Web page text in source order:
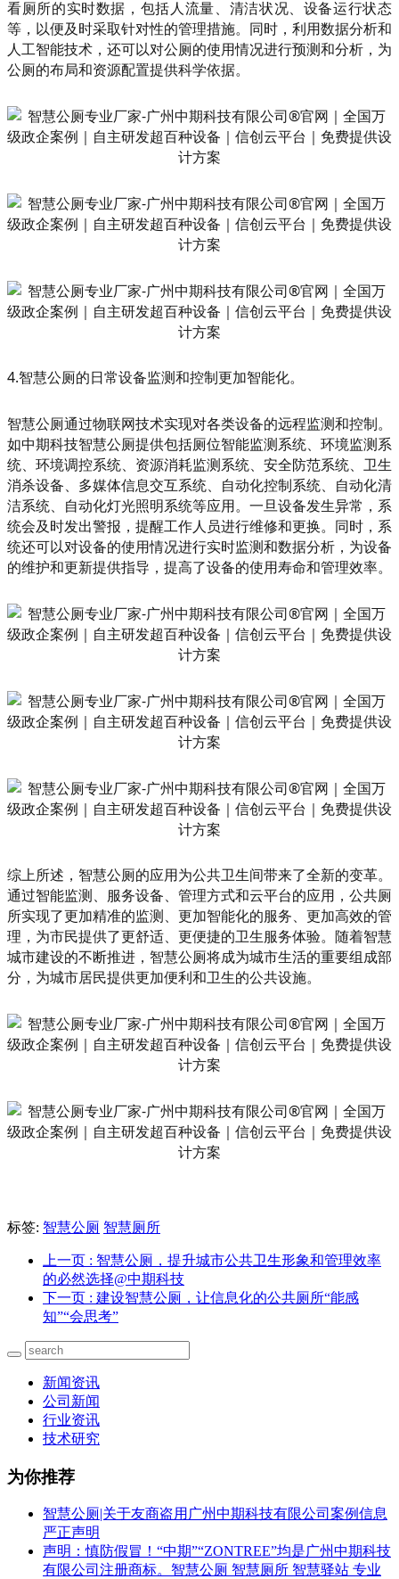
看厕所的实时数据，包括人流量、清洁状况、设备运行状态
等，以便及时采取针对性的管理措施。同时，利用数据分析和
人工智能技术，还可以对公厕的使用情况进行预测和分析，为
公厕的布局和资源配置提供科学依据。
4.智慧公厕的日常设备监测和控制更加智能化。
智慧公厕通过物联网技术实现对各类设备的远程监测和控制。
如中期科技智慧公厕提供包括厕位智能监测系统、环境监测系
统、环境调控系统、资源消耗监测系统、安全防范系统、卫生
消杀设备、多媒体信息交互系统、自动化控制系统、自动化清
洁系统、自动化灯光照明系统等应用。一旦设备发生异常，系
统会及时发出警报，提醒工作人员进行维修和更换。同时，系
统还可以对设备的使用情况进行实时监测和数据分析，为设备
的维护和更新提供指导，提高了设备的使用寿命和管理效率。
综上所述，智慧公厕的应用为公共卫生间带来了全新的变革。
通过智能监测、服务设备、管理方式和云平台的应用，公共厕
所实现了更加精准的监测、更加智能化的服务、更加高效的管
理，为市民提供了更舒适、更便捷的卫生服务体验。随着智慧
城市建设的不断推进，智慧公厕将成为城市生活的重要组成部
分，为城市居民提供更加便利和卫生的公共设施。
标签: 智慧公厕 智慧厕所
上一页 : 智慧公厕，提升城市公共卫生形象和管理效率
的必然选择@中期科技
下一页 : 建设智慧公厕，让信息化的公共厕所“能感
知”“会思考”
新闻资讯
公司新闻
行业资讯
技术研究
为你推荐
智慧公厕|关于友商盗用广州中期科技有限公司案例信息
严正声明
声明：慎防假冒！“中期”“ZONTREE”均是广州中期科技
有限公司注册商标。智慧公厕 智慧厕所 智慧驿站 专业